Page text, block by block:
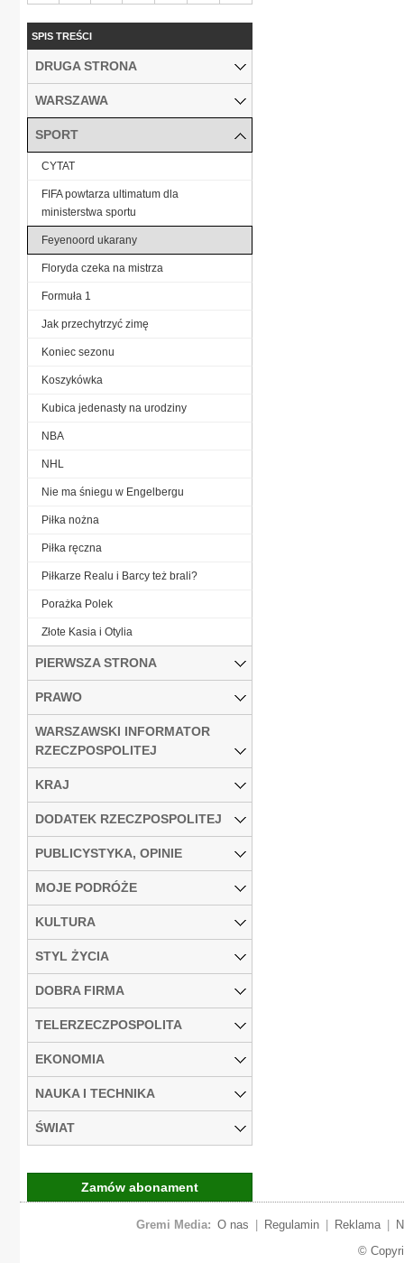
SPIS TREŚCI
DRUGA STRONA
WARSZAWA
SPORT
CYTAT
FIFA powtarza ultimatum dla
ministerstwa sportu
Feyenoord ukarany
Floryda czeka na mistrza
Formuła 1
Jak przechytrzyć zimę
Koniec sezonu
Koszykówka
Kubica jedenasty na urodziny
NBA
NHL
Nie ma śniegu w Engelbergu
Piłka nożna
Piłka ręczna
Piłkarze Realu i Barcy też brali?
Porażka Polek
Złote Kasia i Otylia
PIERWSZA STRONA
PRAWO
WARSZAWSKI INFORMATOR
RZECZPOSPOLITEJ
KRAJ
DODATEK RZECZPOSPOLITEJ
PUBLICYSTYKA, OPINIE
MOJE PODRÓŻE
KULTURA
STYL ŻYCIA
DOBRA FIRMA
TELERZECZPOSPOLITA
EKONOMIA
NAUKA I TECHNIKA
ŚWIAT
Zamów abonament
Gremi Media: O nas Regulamin Reklama
©